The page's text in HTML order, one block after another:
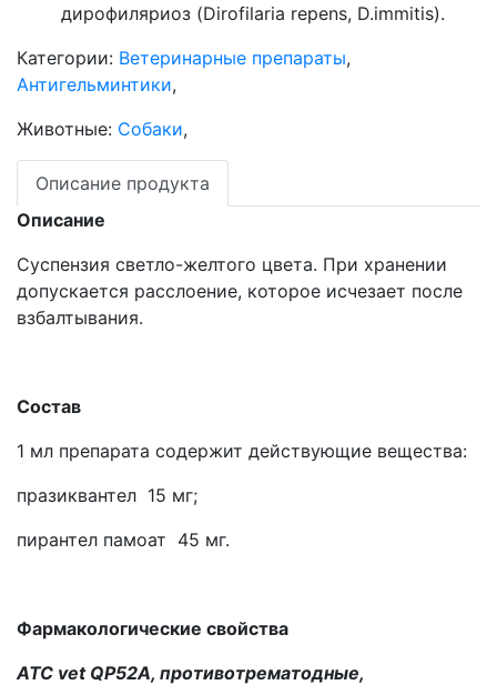
дирофиляриоз (Dirofilaria repens, D.immitis).
Категории: Ветеринарные препараты,
Антигельминтики,
Животные: Собаки,
Описание продукта
Описание
Суспензия светло-желтого цвета. При хранении
допускается расслоение, которое исчезает после
взбалтывания.
Состав
1 мл препарата содержит действующие вещества:
празиквантел 15 мг;
пирантел памоат 45 мг.
Фармакологические свойства
АТС vet QP52A, противотрематодные,